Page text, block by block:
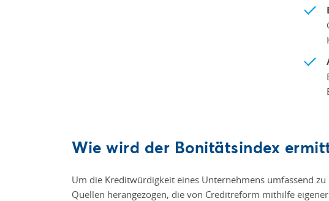
Wie wird der Bonitätsindex
Um die Kreditwürdigkeit eines Unternehmens umfassend
Quellen herangezogen, die von Creditreform mithilfe